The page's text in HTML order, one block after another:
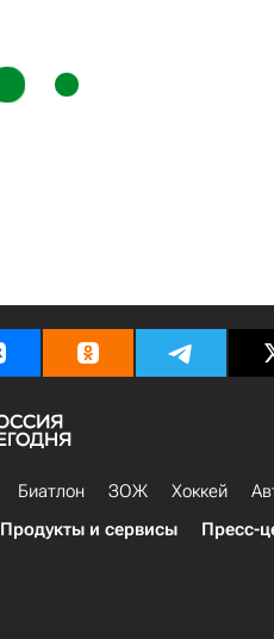
Биатлон ЗОЖ Хоккей
Продукты и сервисы Пресс-